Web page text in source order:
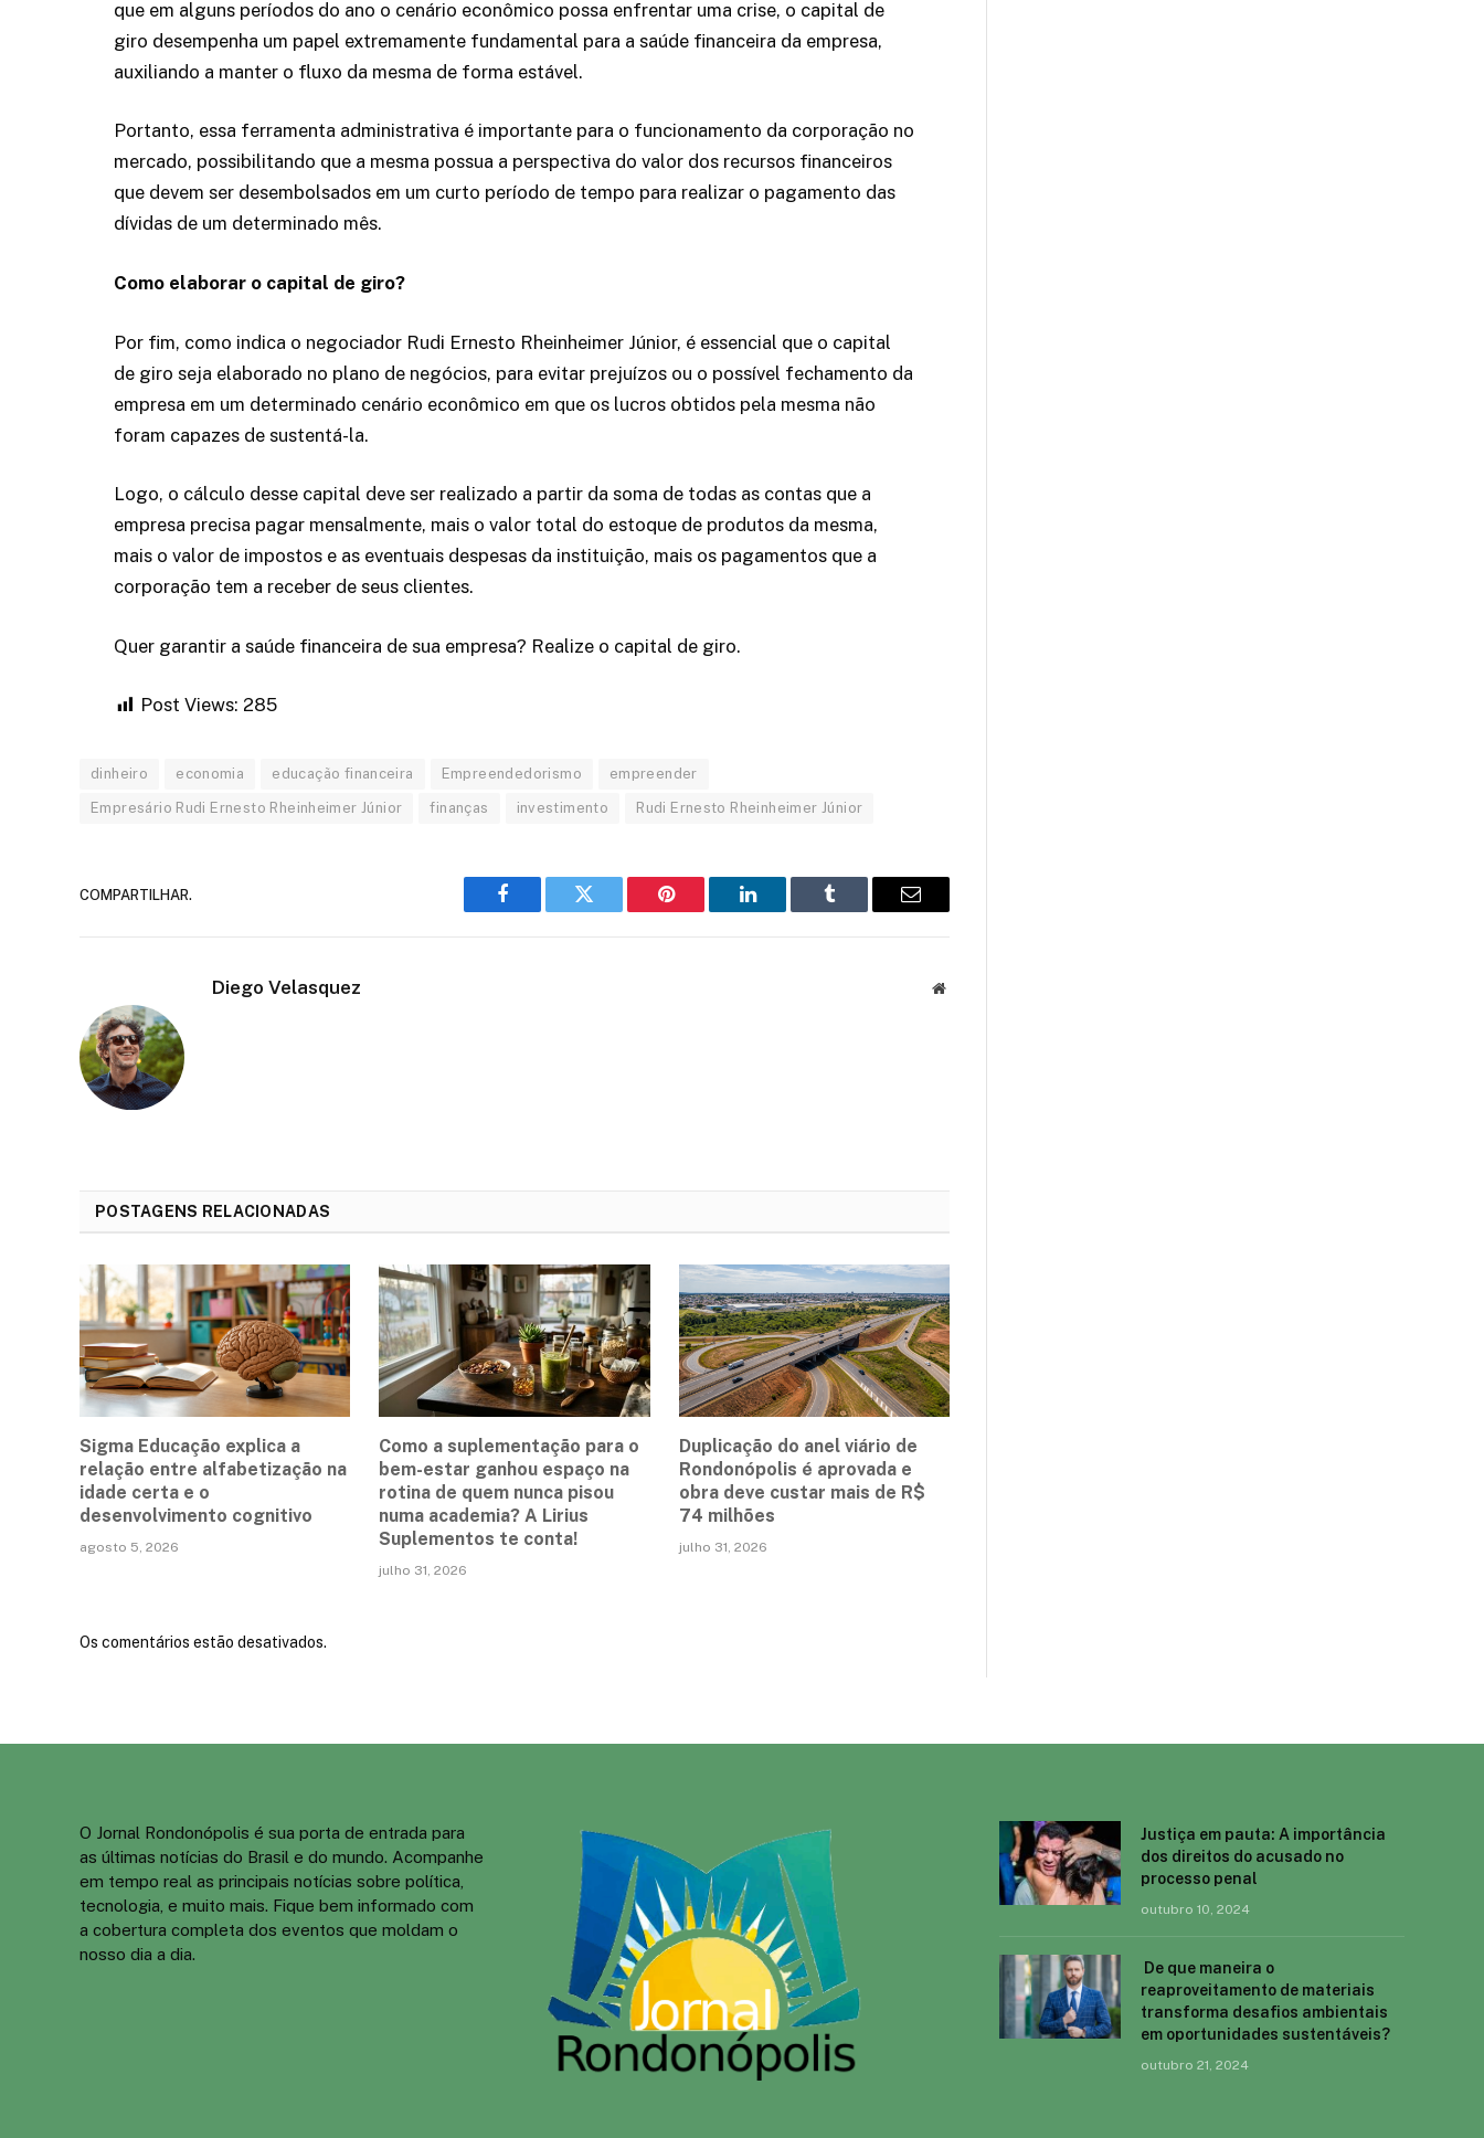
que em alguns períodos do ano o cenário econômico possa enfrentar uma crise, o capital de
giro desempenha um papel extremamente fundamental para a saúde financeira da empresa,
auxiliando a manter o fluxo da mesma de forma estável.
Portanto, essa ferramenta administrativa é importante para o funcionamento da corporação no
mercado, possibilitando que a mesma possua a perspectiva do valor dos recursos financeiros
que devem ser desembolsados em um curto período de tempo para realizar o pagamento das
dívidas de um determinado mês.
Como elaborar o capital de giro?
Por fim, como indica o negociador Rudi Ernesto Rheinheimer Júnior, é essencial que o capital
de giro seja elaborado no plano de negócios, para evitar prejuízos ou o possível fechamento da
empresa em um determinado cenário econômico em que os lucros obtidos pela mesma não
foram capazes de sustentá-la.
Logo, o cálculo desse capital deve ser realizado a partir da soma de todas as contas que a
empresa precisa pagar mensalmente, mais o valor total do estoque de produtos da mesma,
mais o valor de impostos e as eventuais despesas da instituição, mais os pagamentos que a
corporação tem a receber de seus clientes.
Quer garantir a saúde financeira de sua empresa? Realize o capital de giro.
Post Views: 285
dinheiro economia educação financeira Empreendedorismo empreender
Empresário Rudi Ernesto Rheinheimer Júnior finanças investimento Rudi Ernesto Rheinheimer Júnior
COMPARTILHAR.
Facebook Twitter Pinterest LinkedIn Tumblr Email
Diego Velasquez Website
POSTAGENS RELACIONADAS
Sigma Educação explica a
relação entre alfabetização na
idade certa e o
desenvolvimento cognitivo
agosto 5, 2026
Como a suplementação para o
bem-estar ganhou espaço na
rotina de quem nunca pisou
numa academia? A Lirius
Suplementos te conta!
julho 31, 2026
Duplicação do anel viário de
Rondonópolis é aprovada e
obra deve custar mais de R$
74 milhões
julho 31, 2026
Os comentários estão desativados.
O Jornal Rondonópolis é sua porta de entrada para
as últimas notícias do Brasil e do mundo. Acompanhe
em tempo real as principais notícias sobre política,
tecnologia, e muito mais. Fique bem informado com
a cobertura completa dos eventos que moldam o
nosso dia a dia.
Justiça em pauta: A importância
dos direitos do acusado no
processo penal
outubro 10, 2024
De que maneira o
reaproveitamento de materiais
transforma desafios ambientais
em oportunidades sustentáveis?
outubro 21, 2024